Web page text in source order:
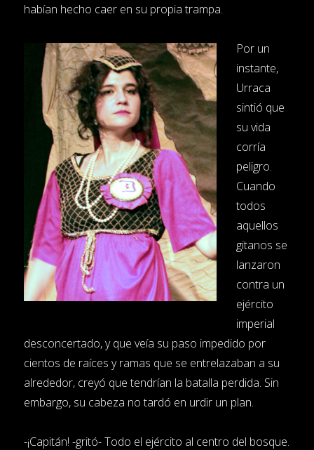
habían hecho caer en su propia trampa.
Por un
instante,
Urraca
sintió que
su vida
corría
peligro.
Cuando
todos
aquellos
gitanos se
lanzaron
contra un
ejército
imperial
desconcertado, y que veía su paso impedido por
cientos de raíces y ramas que se entrelazaban a su
alrededor, creyó que tendrían la batalla perdida. Sin
embargo, su cabeza no tardó en urdir un plan.
-¡Capitán! -gritó- Todo el ejército al centro del bosque.